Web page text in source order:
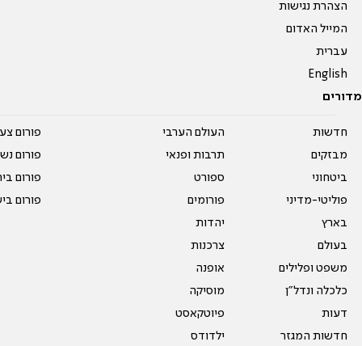
הצהרת נגישות
המייל האדום
עברית
English
מדורים
חדשות
מבזקים
ביטחוני
פוליטי-מדיני
בארץ
בעולם
משפט ופלילים
כלכלה ונדל"ן
דעות
חדשות המגזר
העולם הערבי
תרבות ופנאי
ספורט
פורומים
יהדות
צרכנות
אופנה
מוסיקה
פיוטקאסט
ילדודס
פורום
פורום
פורום
פורום